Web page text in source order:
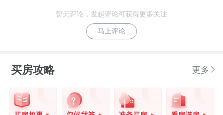
暂无评论，发起评论可获得更多关注
马上评论
买房攻略 更多